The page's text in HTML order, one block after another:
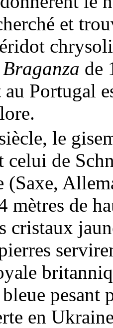
et
Braganza de
au Portugal
le
celui de
(Saxe,
mètres de
cristaux
pesant
en